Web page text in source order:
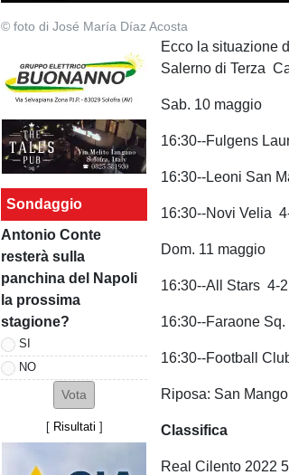
© foto di José María Díaz Acosta
Sondaggio
Antonio Conte
resterà sulla
panchina del Napoli
la prossima
stagione?
SI
NO
[ Risultati ]
Ecco la situazione
Salerno di Terza
Sab. 10 maggio
16:30--Fulgens
16:30--Leoni San
16:30--Novi Velia
Dom. 11 maggio
16:30--All Stars 4-
16:30--Faraone
16:30--Football
Riposa: San
Classifica
Real Cilento 2022